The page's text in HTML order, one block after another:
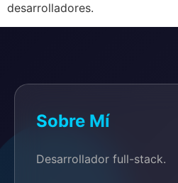
desarrolladores.
Sobre Mí
Desarrollador full-stack.